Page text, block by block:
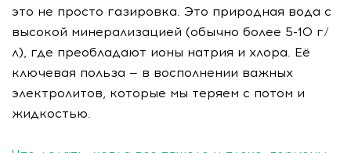
это не просто газировка. Это природная вода с
высокой минерализацией (обычно более 5-10 г/
л), где преобладают ионы натрия и хлора. Её
ключевая польза — в восполнении важных
электролитов, которые мы теряем с потом и
жидкостью.